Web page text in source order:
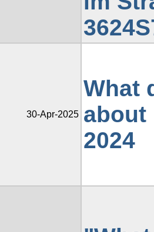
30-Apr-2025
What
about
2024